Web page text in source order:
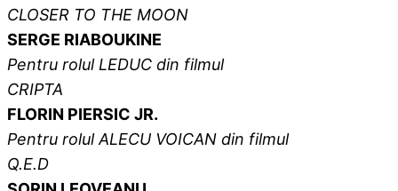
CLOSER TO THE MOON
SERGE RIABOUKINE
Pentru rolul LEDUC din filmul
CRIPTA
FLORIN PIERSIC JR.
Pentru rolul ALECU VOICAN din filmul
Q.E.D